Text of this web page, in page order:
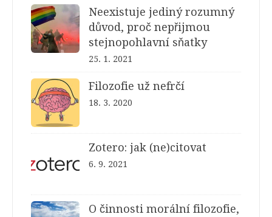
Neexistuje jediný rozumný
důvod, proč nepřijmou
stejnopohlavní sňatky
25. 1. 2021
Filozofie už nefrčí
18. 3. 2020
Zotero: jak (ne)citovat
6. 9. 2021
O činnosti morální filozofie,